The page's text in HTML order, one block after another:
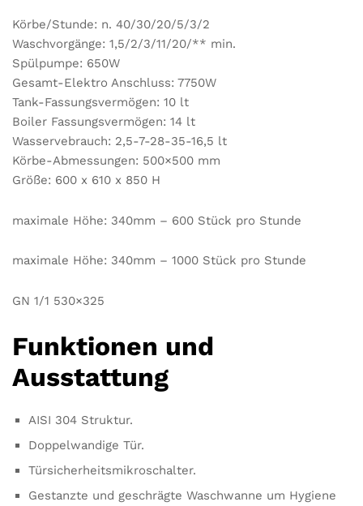
Körbe/Stunde: n. 40/30/20/5/3/2
Waschvorgänge: 1,5/2/3/11/20/** min.
Spülpumpe: 650W
Gesamt-Elektro Anschluss: 7750W
Tank-Fassungsvermögen: 10 lt
Boiler Fassungsvermögen: 14 lt
Wasservebrauch: 2,5-7-28-35-16,5 lt
Körbe-Abmessungen: 500×500 mm
Größe: 600 x 610 x 850 H
maximale Höhe: 340mm – 600 Stück pro Stunde
maximale Höhe: 340mm – 1000 Stück pro Stunde
GN 1/1 530×325
Funktionen und
Ausstattung
AISI 304 Struktur.
Doppelwandige Tür.
Türsicherheitsmikroschalter.
Gestanzte und geschrägte Waschwanne um Hygiene